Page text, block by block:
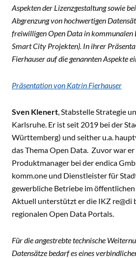
Aspekten der Lizenzgestaltung sowie
Abgrenzung von hochwertigen
freiwilligen Open Data in kommunalen
Smart City Projekten). In ihrer
Fierhauser auf die genannten Aspekte
Präsentation von Katrin Fierhauser
Sven Klenert, Stabstelle Strategie
Karlsruhe. Er ist seit 2019 bei der
Württemberg) und seither u.a.
das Thema Open Data. Zuvor war er
Produktmanager bei der endica
komm.one und Dienstleister für
gewerbliche Betriebe im
Aktuell unterstützt er die IKZ re@di
regionalen Open Data Portals.
Für die angestrebte technische
Datensätze bedarf es eines